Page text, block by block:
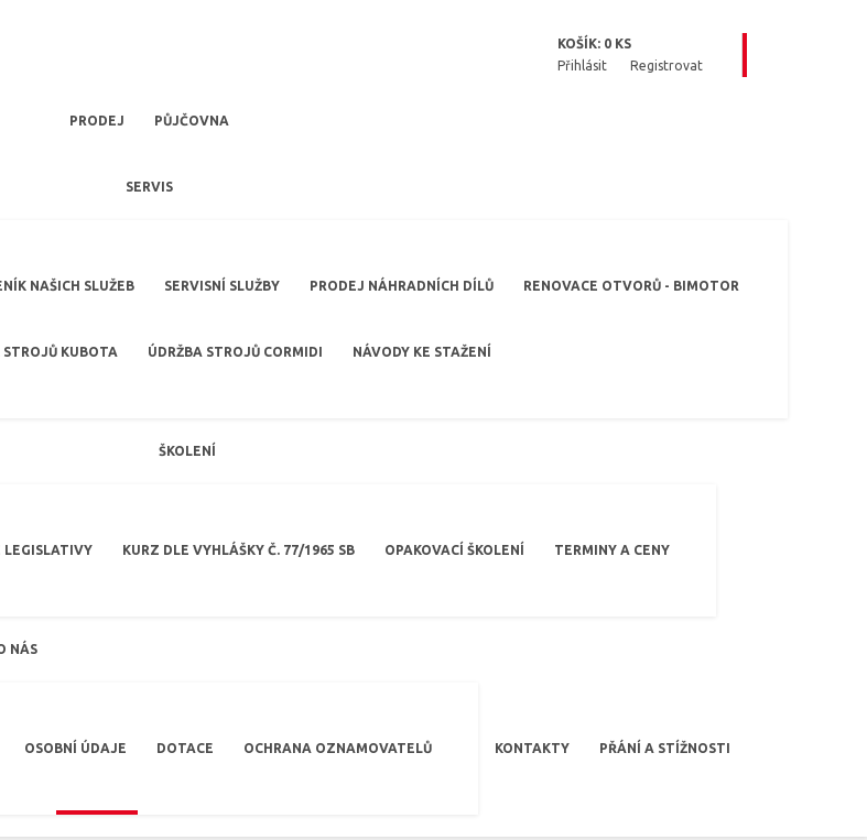
KOŠÍK: 0 KS
Přihlásit
Registrovat
PRODEJ PŮJČOVNA
SERVIS
NAŠICH SLUŽEB SERVISNÍ SLUŽBY PRODEJ NÁHRADNÍCH DÍLŮ RENOVACE OTVORŮ - BIMOTOR
STROJŮ KUBOTA ÚDRŽBA STROJŮ CORMIDI NÁVODY KE STAŽENÍ
ŠKOLENÍ
LEGISLATIVY KURZ DLE VYHLÁŠKY Č. 77/1965 SB OPAKOVACÍ ŠKOLENÍ TERMINY A CENY
NÁS
OSOBNÍ ÚDAJE DOTACE OCHRANA OZNAMOVATELŮ KONTAKTY PŘÁNÍ A STÍŽNOSTI